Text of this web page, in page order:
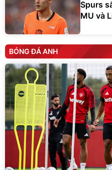
Spurs
MU và
BÓNG ĐÁ ANH